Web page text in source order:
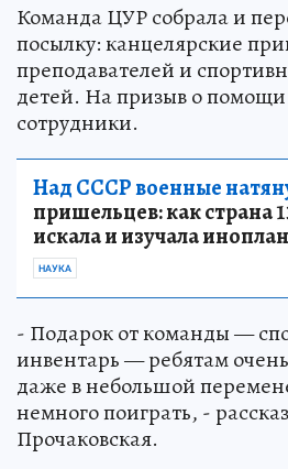
Команда ЦУР собрала и
посылку: канцелярские
преподавателей и
детей. На призыв о помощи
сотрудники.
Над СССР военные
пришельцев: как страна
искала и изучала
НАУКА
- Подарок от команды —
инвентарь — ребятам
даже в небольшой
немного поиграть, -
Прочаковская.